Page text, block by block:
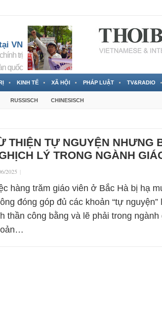
VN
trị
quốc
KINH TẾ XÃ HỘI PHÁP LUẬT TV&RADIO
RUSSISCH CHINESISCH
THIỆN TỰ NGUYỆN NHƯNG
LÝ TRONG NGÀNH
2025 |
hàng trăm giáo viên ở Bắc Hà bị hạ
đóng góp đủ các khoản “tự
thần công bằng và lẽ phải trong